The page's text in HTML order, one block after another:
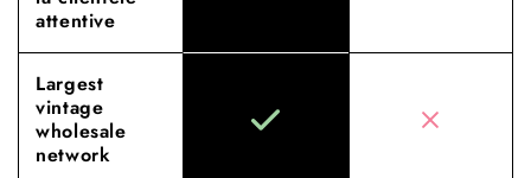
attentive
Largest
vintage
wholesale
network